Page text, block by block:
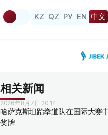
KZ QZ РУ EN 中文
相关新闻
2026年8月7日 20:14
哈萨克斯坦跆拳道队在国际大赛
奖牌